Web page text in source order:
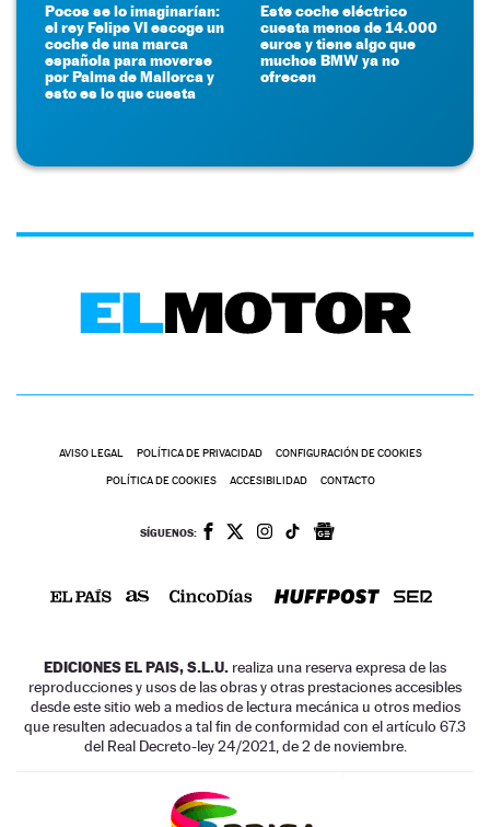
Pocos se lo imaginarían:
el rey Felipe VI escoge un
coche de una marca
española para moverse
por Palma de Mallorca y
esto es lo que cuesta
Este coche eléctrico
cuesta menos de 14.000
euros y tiene algo que
muchos BMW ya no
ofrecen
AVISO LEGAL POLÍTICA DE PRIVACIDAD CONFIGURACIÓN DE COOKIES
POLÍTICA DE COOKIES ACCESIBILIDAD CONTACTO
SÍGUENOS:
EDICIONES EL PAIS, S.L.U. realiza una reserva expresa de las
reproducciones y usos de las obras y otras prestaciones accesibles
desde este sitio web a medios de lectura mecánica u otros medios
que resulten adecuados a tal fin de conformidad con el artículo 67.3
del Real Decreto-ley 24/2021, de 2 de noviembre.